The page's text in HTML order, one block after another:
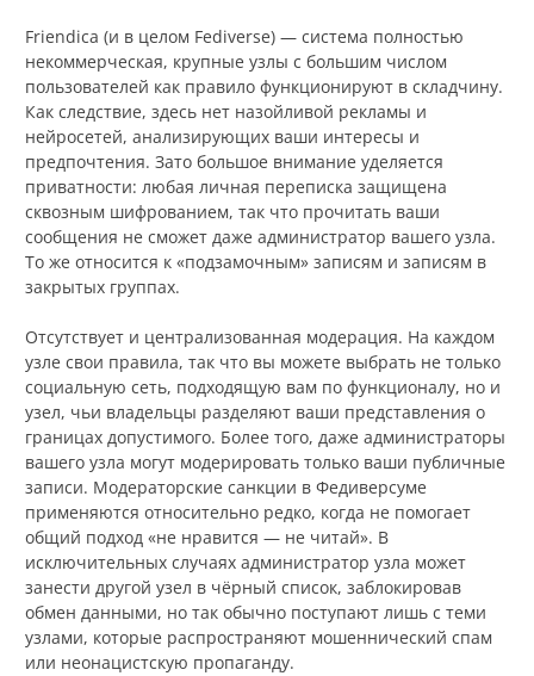
Friendica (и в целом Fediverse) — система полностью
некоммерческая, крупные узлы с большим числом
пользователей как правило функционируют в складчину.
Как следствие, здесь нет назойливой рекламы и
нейросетей, анализирующих ваши интересы и
предпочтения. Зато большое внимание уделяется
приватности: любая личная переписка защищена
сквозным шифрованием, так что прочитать ваши
сообщения не сможет даже администратор вашего узла.
То же относится к «подзамочным» записям и записям в
закрытых группах.
Отсутствует и централизованная модерация. На каждом
узле свои правила, так что вы можете выбрать не только
социальную сеть, подходящую вам по функционалу, но и
узел, чьи владельцы разделяют ваши представления о
границах допустимого. Более того, даже администраторы
вашего узла могут модерировать только ваши публичные
записи. Модераторские санкции в Федиверсуме
применяются относительно редко, когда не помогает
общий подход «не нравится — не читай». В
исключительных случаях администратор узла может
занести другой узел в чёрный список, заблокировав
обмен данными, но так обычно поступают лишь с теми
узлами, которые распространяют мошеннический спам
или неонацистскую пропаганду.